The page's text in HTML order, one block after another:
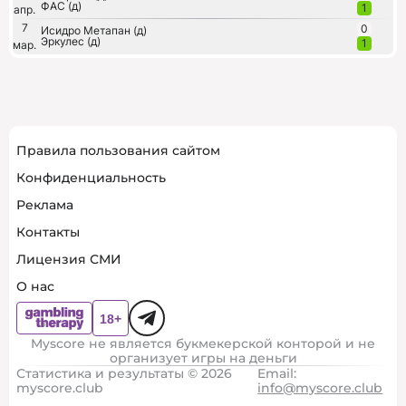
апр. ФАС (д)
1
7
мар.
Исидро Метапан (д)
Эркулес (д)
0
1
Правила пользования сайтом
Конфиденциальность
Реклама
Контакты
Лицензия СМИ
О нас
Myscore не является букмекерской конторой и не
организует игры на деньги
Статистика и результаты © 2026
myscore.club
Email:
info@myscore.club